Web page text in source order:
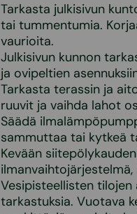
Tarkasta julkisivun
tai tummentumia.
vaurioita.
Julkisivun kunnon
ja ovipeltien
Tarkasta terassin ja
ruuvit ja vaihda lahot
Säädä
sammuttaa tai kytkeä
Kevään
Vesipisteellisten
tarkastuksia. Vuotava